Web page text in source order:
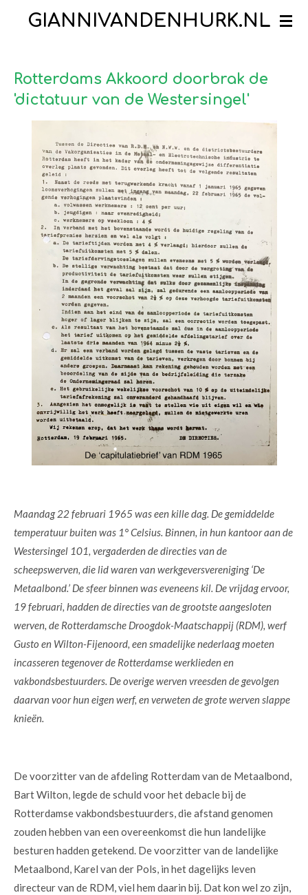
de
GIANNIVANDENHURK.NL
Rotterdams Akkoord doorbrak de
'dictatuur van de Westersingel'
Maandag 22 februari 1965 was een kille dag. De gemiddelde
temperatuur buiten was 1° Celsius. Binnen, in hun kantoor aan de
Westersingel 101, vergaderden de directies van de
scheepswerven, die lid waren van werkgeversvereniging ‘De
Metaalbond.’ De sfeer binnen was eveneens kil. De vrijdag ervoor,
19 februari, hadden de directies van de grootste aangesloten
werven, de Rotterdamsche Droogdok-Maatschappij (RDM), werf
Gusto en Wilton-Fijenoord, een smadelijke nederlaag moeten
incasseren tegenover de Rotterdamse werklieden en
vakbondsbestuurders. De overige werven vreesden de gevolgen
daarvan voor hun eigen werf, en verweten de grote werven slappe
knieën.
De voorzitter van de afdeling Rotterdam van de Metaalbond,
Bart Wilton, legde de schuld voor het debacle bij de
Rotterdamse vakbondsbestuurders, die afstand genomen
zouden hebben van een overeenkomst die hun landelijke
besturen hadden getekend. De voorzitter van de landelijke
Metaalbond, Karel van der Pols, in het dagelijks leven
directeur van de RDM, viel hem daarin bij. Dat kon wel zo zijn,